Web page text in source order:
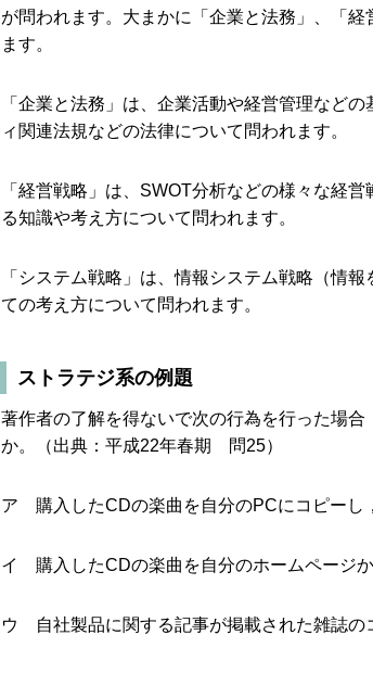
が問われます。大まかに「企業と法務」、「
ます。
「企業と法務」は、企業活動や経営管理など
ィ関連法規などの法律について問われます。
「経営戦略」は、SWOT分析などの様々な経
る知識や考え方について問われます。
「システム戦略」は、情報システム戦略（情
ての考え方について問われます。
ストラテジ系の例題
著作者の了解を得ないで次の行為を行った場
か。（出典：平成22年春期 問25）
ア 購入したCDの楽曲を自分のPCにコピーし
イ 購入したCDの楽曲を自分のホームページ
ウ 自社製品に関する記事が掲載された雑誌の